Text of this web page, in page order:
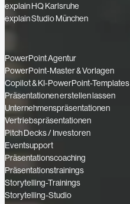
explain HQ Karlsruhe
explain Studio München
PowerPoint Agentur
PowerPoint-Master & Vorlagen
Copilot & KI-PowerPoint-Templates
Präsentationen erstellen lassen
Unternehmenspräsentationen
Vertriebspräsentationen
Pitch Decks / Investoren
Eventsupport
Präsentationscoaching
Präsentationstrainings
Storytelling-Trainings
Storytelling-Studio